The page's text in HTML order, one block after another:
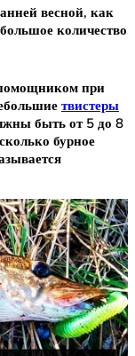
весной, как
количество
при
твистеры
быть от 5 до 8
бурное